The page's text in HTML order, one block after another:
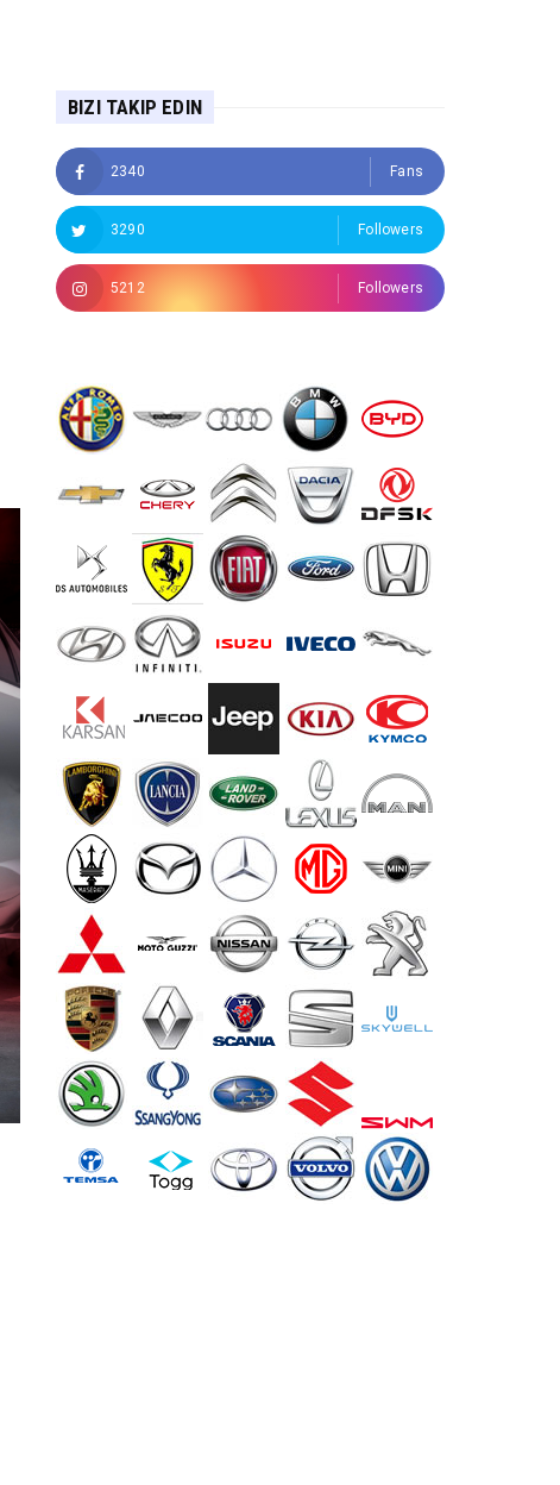
BIZI TAKIP EDIN
2340 Fans
3290 Followers
5212 Followers